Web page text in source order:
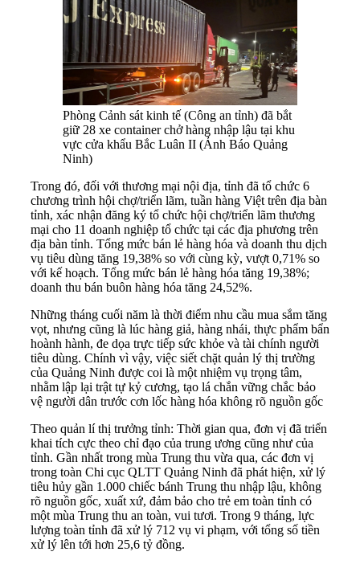
Phòng Cảnh sát kinh tế (Công an tỉnh) đã bắt
giữ 28 xe container chở hàng nhập lậu tại khu
vực cửa khẩu Bắc Luân II (Ảnh Báo Quảng
Ninh)
Trong đó, đối với thương mại nội địa, tỉnh đã tổ chức 6
chương trình hội chợ/triển lãm, tuần hàng Việt trên địa bàn
tỉnh, xác nhận đăng ký tổ chức hội chợ/triển lãm thương
mại cho 11 doanh nghiệp tổ chức tại các địa phương trên
địa bàn tỉnh. Tổng mức bán lẻ hàng hóa và doanh thu dịch
vụ tiêu dùng tăng 19,38% so với cùng kỳ, vượt 0,71% so
với kế hoạch. Tổng mức bán lẻ hàng hóa tăng 19,38%;
doanh thu bán buôn hàng hóa tăng 24,52%.
Những tháng cuối năm là thời điểm nhu cầu mua sắm tăng
vọt, nhưng cũng là lúc hàng giả, hàng nhái, thực phẩm bẩn
hoành hành, đe dọa trực tiếp sức khỏe và tài chính người
tiêu dùng. Chính vì vậy, việc siết chặt quản lý thị trường
của Quảng Ninh được coi là một nhiệm vụ trọng tâm,
nhằm lập lại trật tự kỷ cương, tạo lá chắn vững chắc bảo
vệ người dân trước cơn lốc hàng hóa không rõ nguồn gốc
Theo quản lí thị trưởng tỉnh: Thời gian qua, đơn vị đã triển
khai tích cực theo chỉ đạo của trung ương cũng như của
tỉnh. Gần nhất trong mùa Trung thu vừa qua, các đơn vị
trong toàn Chi cục QLTT Quảng Ninh đã phát hiện, xử lý
tiêu hủy gần 1.000 chiếc bánh Trung thu nhập lậu, không
rõ nguồn gốc, xuất xứ, đảm bảo cho trẻ em toàn tỉnh có
một mùa Trung thu an toàn, vui tươi. Trong 9 tháng, lực
lượng toàn tỉnh đã xử lý 712 vụ vi phạm, với tổng số tiền
xử lý lên tới hơn 25,6 tỷ đồng.